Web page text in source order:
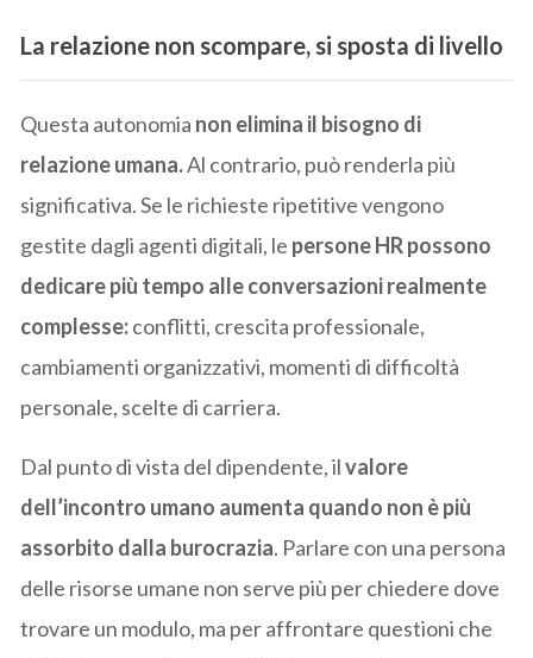
La relazione non scompare, si sposta di livello
Questa autonomia non elimina il bisogno di
relazione umana.Al contrario, può renderla più
significativa. Se le richieste ripetitive vengono
gestite dagli agenti digitali, le persone HR possono
dedicare più tempo alle conversazioni realmente
complesse:conflitti, crescita professionale,
cambiamenti organizzativi, momenti di difficoltà
personale, scelte di carriera.
Dal punto di vista del dipendente, ilvalore
dell’incontro umano aumenta quando non è più
assorbito dalla burocrazia. Parlare con una persona
delle risorse umane non serve più per chiedere dove
trovare un modulo, ma per affrontare questioni che